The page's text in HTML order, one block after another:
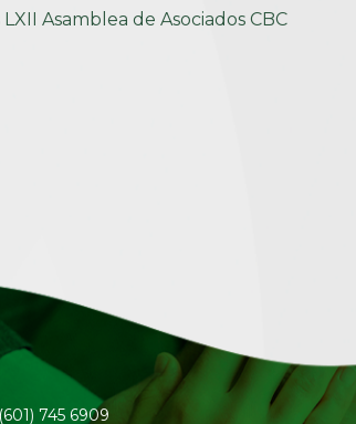
Asamblea de Asociados CBC
745 6909